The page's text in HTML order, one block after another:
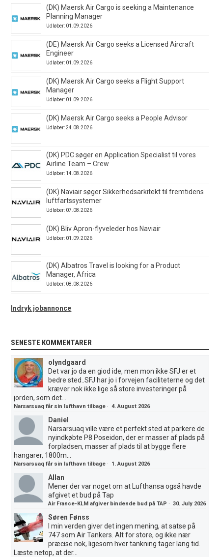
(DK) Maersk Air Cargo is seeking a Maintenance
Planning Manager
Udløber: 01.09.2026
(DE) Maersk Air Cargo seeks a Licensed Aircraft
Engineer
Udløber: 01.09.2026
(DK) Maersk Air Cargo seeks a Flight Support
Manager
Udløber: 01.09.2026
(DK) Maersk Air Cargo seeks a People Advisor
Udløber: 24.08.2026
(DK) PDC søger en Application Specialist til vores
Airline Team – Crew
Udløber: 14.08.2026
(DK) Naviair søger Sikkerhedsarkitekt til fremtidens
luftfartssystemer
Udløber: 07.08.2026
(DK) Bliv Apron-flyveleder hos Naviair
Udløber: 01.09.2026
(DK) Albatros Travel is looking for a Product
Manager, Africa
Udløber: 08.08.2026
Indryk jobannonce
SENESTE KOMMENTARER
olyndgaard
Det var jo da en giod ide, men mon ikke SFJ er et
bedre sted..SFJ har jo i forvejen faciliteterne og det
kræver nok ikke lige så store investeringer på
jorden, som det...
Narsarsuaq får sin lufthavn tilbage ·4. August 2026
Daniel
Narsarsuaq ville være et perfekt sted at parkere de
nyindkøbte P8 Poseidon, der er masser af plads på
forpladsen, masser af plads til at bygge flere
hangarer, 1800m...
Narsarsuaq får sin lufthavn tilbage · 1. August 2026
Allan
Mener der var noget om at Lufthansa også havde
afgivet et bud på Tap
Air France-KLM afgiver bindende bud på TAP ·30. July 2026
Søren Fønss
I min verden giver det ingen mening, at satse på
747 som Air Tankers. Alt for store, og ikke nær
præcise nok, ligesom hver tankning tager lang tid.
Læste netop, at der...